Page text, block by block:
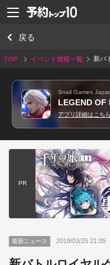
戻る
TOP イベント情報一覧
新バ
Snail Games
LEGEND OF
アプリ詳細はこちら
PR
最新ニュース 2019/03/25 21:05